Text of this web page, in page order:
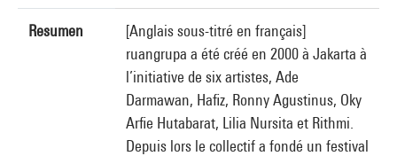
Resumen
[Anglais sous-titré en français]
ruangrupa a été créé en 2000 à Jakarta à
l’initiative de six artistes, Ade
Darmawan, Hafiz, Ronny Agustinus, Oky
Arfie Hutabarat, Lilia Nursita et Rithmi.
Depuis lors le collectif a fondé un festival